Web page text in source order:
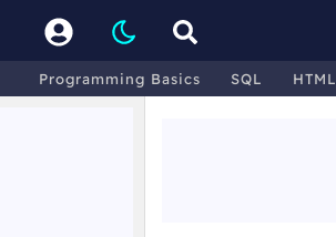
Programming Basics SQL HTML